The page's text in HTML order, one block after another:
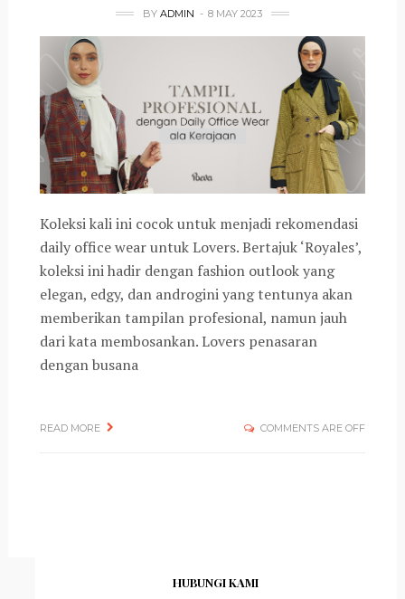
BY ADMIN 8 MAY 2023
Koleksi kali ini cocok untuk menjadi rekomendasi
daily office wear untuk Lovers. Bertajuk ‘Royales’,
koleksi ini hadir dengan fashion outlook yang
elegan, edgy, dan androgini yang tentunya akan
memberikan tampilan profesional, namun jauh
dari kata membosankan. Lovers penasaran
dengan busana
READ MORE COMMENTS ARE OFF
HUBUNGI KAMI